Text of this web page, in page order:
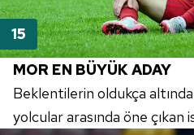
MOR EN BÜYÜK ADAY
Beklentilerin oldukça
yolcular arasında öne çıkan